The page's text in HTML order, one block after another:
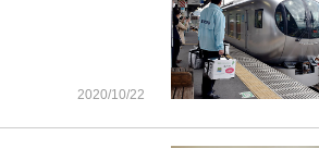
2020/10/22